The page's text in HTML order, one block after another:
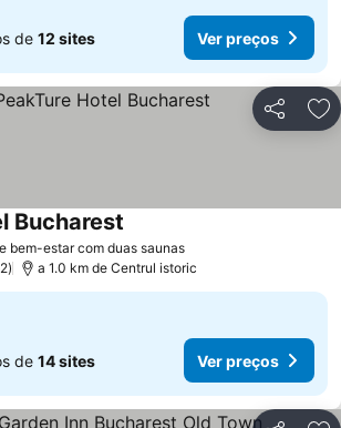
de 12 sites Ver preços
Partilhar
bem-estar com duas saunas
Bucharest
a 1.0 km de Centrul istoric
de 14 sites Ver preços